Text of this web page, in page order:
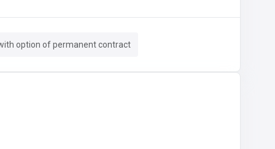
utiliser l'appareil de manière efficace et
des zones urbaines ou rurales, parfois
respectant scrupuleusement le code de la
option of permanent contract